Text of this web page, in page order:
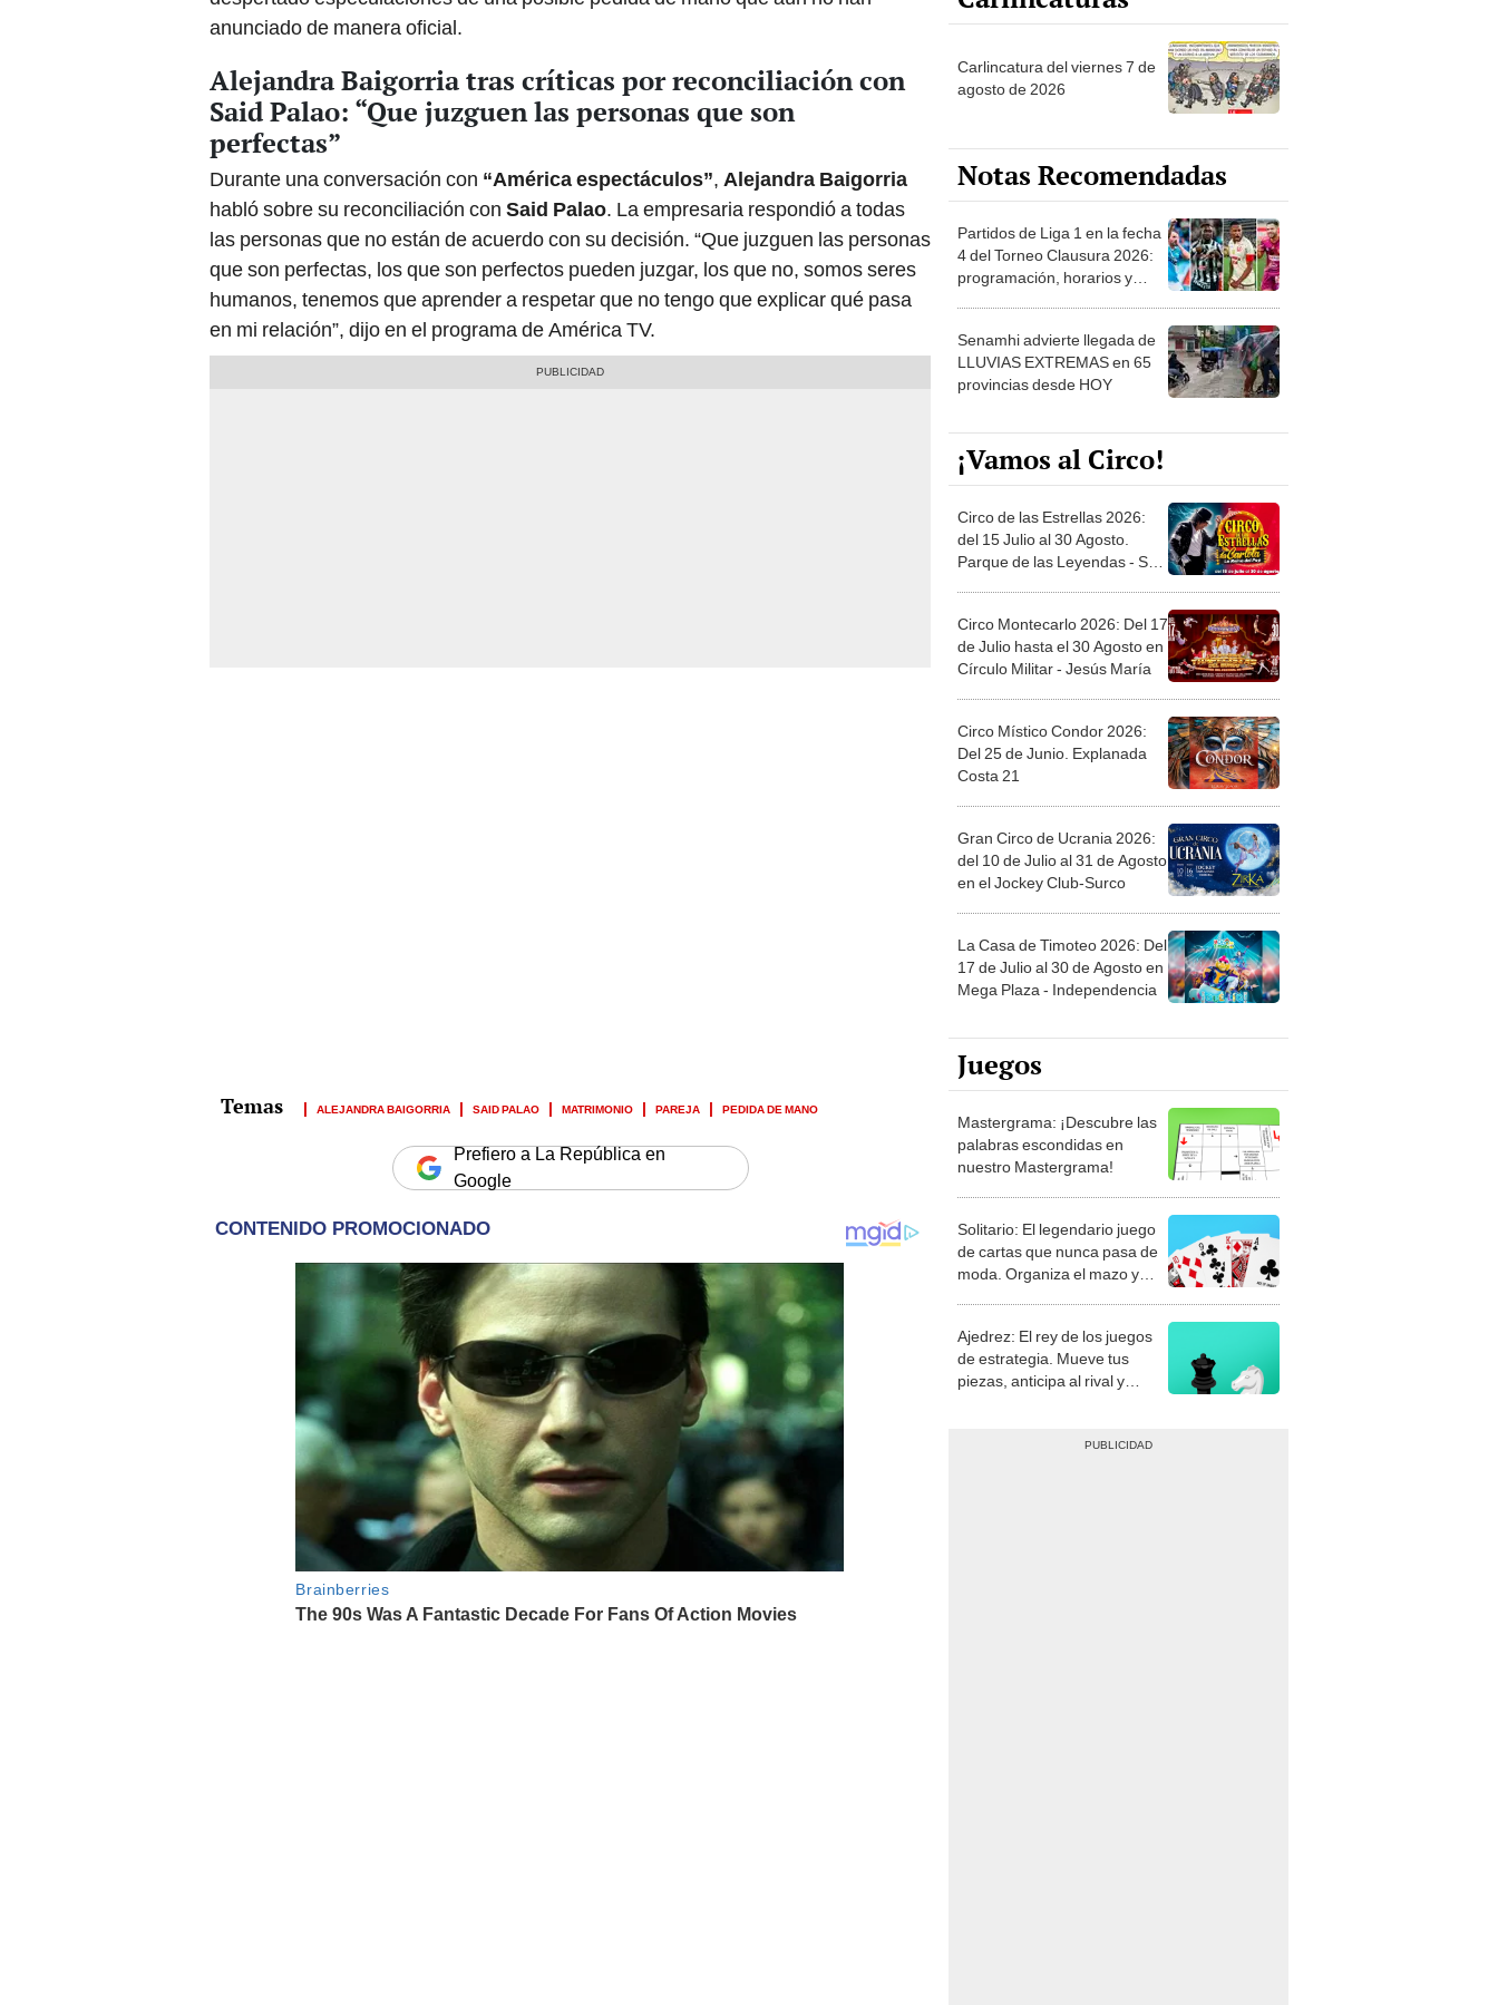
anunciado de manera oficial.
Alejandra Baigorria tras críticas por reconciliación con
Said Palao: “Que juzguen las personas que son
perfectas”
Durante una conversación con “América espectáculos”, Alejandra Baigorria
habló sobre su reconciliación con Said Palao. La empresaria respondió a todas
las personas que no están de acuerdo con su decisión. “Que juzguen las personas
que son perfectas, los que son perfectos pueden juzgar, los que no, somos seres
humanos, tenemos que aprender a respetar que no tengo que explicar qué pasa
en mi relación”, dijo en el programa de América TV.
ALEJANDRA BAIGORRIA SAID PALAO MATRIMONIO PAREJA PEDIDA DE MANO
Prefiero a La República en
Google
Carlincatura del viernes 7 de
agosto de 2026
Notas Recomendadas
Partidos de Liga 1 en la fecha
4 del Torneo Clausura 2026:
programación, horarios y
Senamhi advierte llegada de
LLUVIAS EXTREMAS en 65
provincias desde HOY
¡Vamos al Circo!
Circo de las Estrellas 2026:
del 15 Julio al 30 Agosto.
Parque de las Leyendas - San
Circo Montecarlo 2026: Del 17
de Julio hasta el 30 Agosto en
Círculo Militar - Jesús María
Circo Místico Condor 2026:
Del 25 de Junio. Explanada
Costa 21
Gran Circo de Ucrania 2026:
del 10 de Julio al 31 de Agosto
en el Jockey Club-Surco
La Casa de Timoteo 2026: Del
17 de Julio al 30 de Agosto en
Mega Plaza - Independencia
Juegos
Mastergrama: ¡Descubre las
palabras escondidas en
nuestro Mastergrama!
Solitario: El legendario juego
de cartas que nunca pasa de
moda. Organiza el mazo y
Ajedrez: El rey de los juegos
de estrategia. Mueve tus
piezas, anticipa al rival y